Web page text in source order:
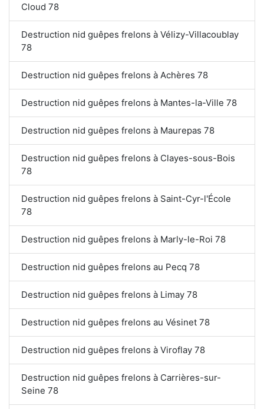
Cloud 78
Destruction nid guêpes frelons à Vélizy-Villacoublay
78
Destruction nid guêpes frelons à Achères 78
Destruction nid guêpes frelons à Mantes-la-Ville 78
Destruction nid guêpes frelons à Maurepas 78
Destruction nid guêpes frelons à Clayes-sous-Bois
78
Destruction nid guêpes frelons à Saint-Cyr-l'École
78
Destruction nid guêpes frelons à Marly-le-Roi 78
Destruction nid guêpes frelons au Pecq 78
Destruction nid guêpes frelons à Limay 78
Destruction nid guêpes frelons au Vésinet 78
Destruction nid guêpes frelons à Viroflay 78
Destruction nid guêpes frelons à Carrières-sur-
Seine 78